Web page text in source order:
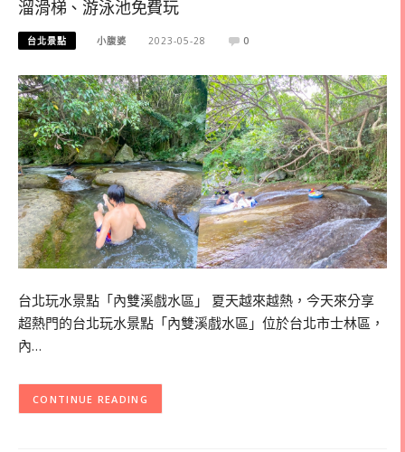
溜滑梯、游泳池免費玩
台北景點 小腹婆 2023-05-28 0
台北玩水景點「內雙溪戲水區」 夏天越來越熱，今天來分享
超熱門的台北玩水景點「內雙溪戲水區」位於台北市士林區，
內…
CONTINUE READING